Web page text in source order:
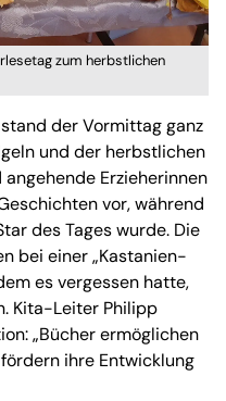
zum herbstlichen
der Vormittag ganz
und der herbstlichen
Erzieherinnen
vor, während
des Tages wurde. Die
bei einer „Kastanien-
es vergessen hatte,
Kita-Leiter Philipp
„Bücher ermöglichen
ihre Entwicklung